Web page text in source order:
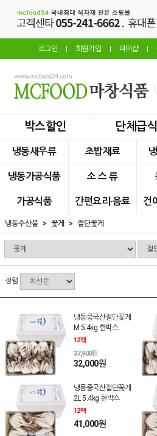
로그인 회원가입 마이샵
박스할인 단체급식
냉동새우류 초밥재료
냉동가공식품 소 스 류
가공식품 간편요리·음료 건
냉동수산물 꽃게 절단꽃게
정렬
냉동중국산절단꽃게
M 5.4kg 한박스
12팩
37,900원
32,000원
냉동중국산절단꽃게
2L 5.4kg 한박스
12팩
41,000원